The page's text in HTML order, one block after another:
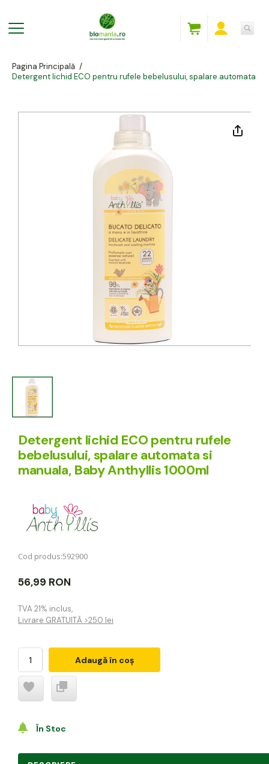
Pagina Principală /
Detergent lichid ECO pentru rufele bebelusului, spalare automata si
Detergent lichid ECO pentru rufele
bebelusului, spalare automata si
manuala, Baby Anthyllis 1000ml
Cod produs:592900
56,99 RON
TVA 21% inclus,
Livrare GRATUITĂ >250 lei
Adaugă în coș
În Stoc